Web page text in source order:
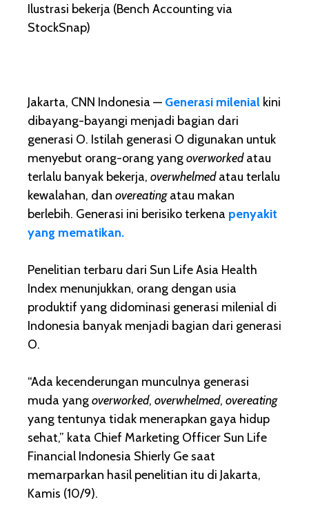
Ilustrasi bekerja (Bench Accounting via
StockSnap)
Jakarta, CNN Indonesia — Generasi milenial kini
dibayang-bayangi menjadi bagian dari
generasi O. Istilah generasi O digunakan untuk
menyebut orang-orang yangoverworkedatau
terlalu banyak bekerja, overwhelmedatau terlalu
kewalahan, dan overeatingatau makan
berlebih. Generasi ini berisiko terkena penyakit
yang mematikan.
Penelitian terbaru dari Sun Life Asia Health
Index menunjukkan, orang dengan usia
produktif yang didominasi generasi milenial di
Indonesia banyak menjadi bagian dari generasi
O.
“Ada kecenderungan munculnya generasi
muda yangoverworked, overwhelmed, overeating
yang tentunya tidak menerapkan gaya hidup
sehat,” kata Chief Marketing Officer Sun Life
Financial Indonesia Shierly Ge saat
memarparkan hasil penelitian itu di Jakarta,
Kamis (10/9).